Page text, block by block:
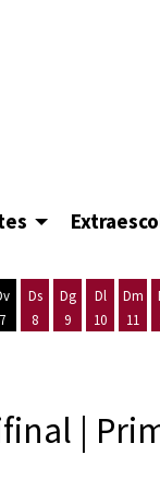
7
Ds
8
Dg
9
Dl
10
Dm
11
|